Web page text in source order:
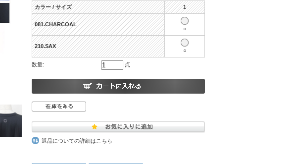
カラー / サイズ 1
081.CHARCOAL
○
210.SAX
○
数量: 点
返品についての詳細はこちら